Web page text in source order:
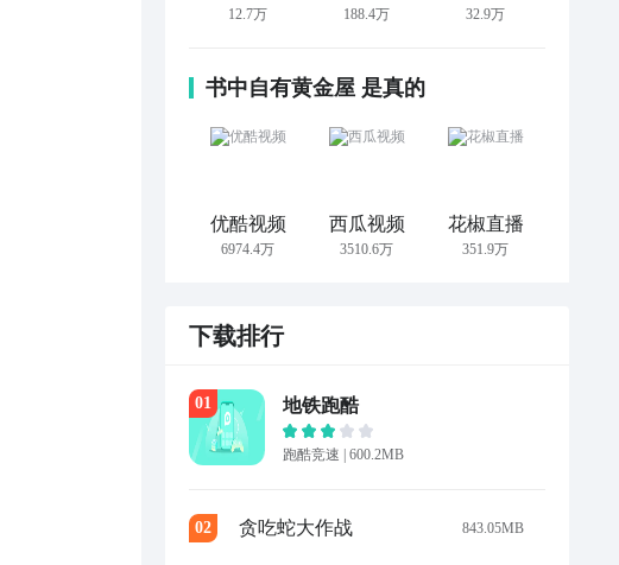
12.7万 188.4万 32.9万
书中自有黄金屋 是真的
优酷视频
6974.4万
西瓜视频
3510.6万
花椒直播
351.9万
下载排行
01 地铁跑酷
跑酷竞速 | 600.2MB
02 贪吃蛇大作战 843.05MB